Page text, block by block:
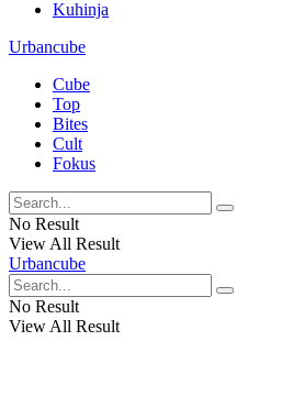
Kuhinja
Urbancube
Cube
Top
Bites
Cult
Fokus
No Result
View All Result
Urbancube
No Result
View All Result